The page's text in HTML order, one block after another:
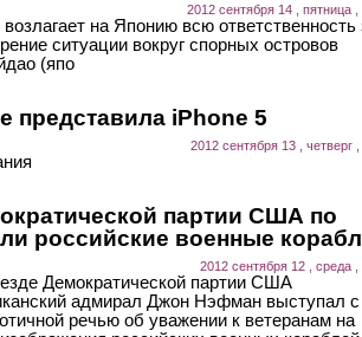
2012 сентября 14 , пятница ,
возлагает на Японию всю ответственность
ситуации вокруг спорных островов
(япо
представила iPhone 5
2012 сентября 13 , четверг ,
партии США по
российские военные
2012 сентября 12 , среда ,
Демократической партии США
адмирал Джон Нэфман выступал с
речью об уважении к ветеранам на